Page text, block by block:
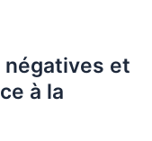
négatives et
à la